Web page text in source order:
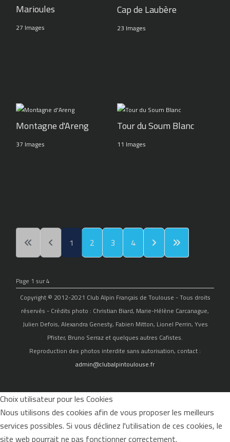
Marioules
27 Images
Cap de Laubère
23 Images
Montagne d'Areng
37 Images
Tour du Soum Blanc
11 Images
1 2 3 4
Page 1 sur 4
Copyright © 2012-2021 Club Alpin Français de Toulouse - Tous droits
réservés - Crédits photo : Christian Biard, Marie-Hélène Carcanague,
Julien Defois, Alexandra Genesty, Fabien Mitton, Lionel Perrin, Yves
Pfister, Bruno Serraz et quelques autres Cafistes.
Reproduction des photos interdite sans autorisation, contact :
admin@clubalpintoulouse.fr
Choix utilisateur pour les Cookies
Nous utilisons des cookies afin de vous proposer les meilleurs
services possibles. Si vous déclinez l'utilisation de ces cookies, le